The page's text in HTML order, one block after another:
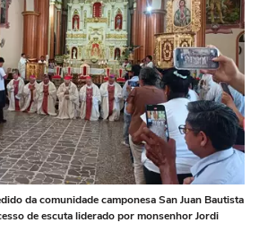
da comunidade camponesa San Juan Bautista
de escuta liderado por monsenhor Jordi